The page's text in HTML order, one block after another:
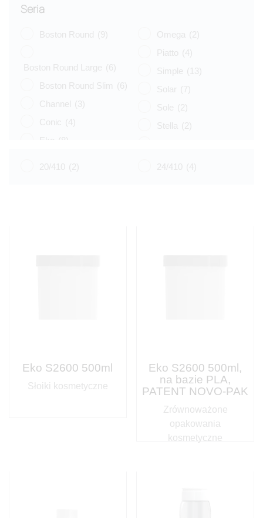
125 ml
Seria
Boston Round (9)
Boston Round Large (6)
Boston Round Slim
(6)
Channel
(3)
Conic
(4)
Eko (8)
Omega (2)
Piatto
(4)
Simple (13)
Solar
(7)
Sole (2)
Stella (2)
Vege
20/410 (2) 24/410 (4)
Eko S2600 500ml
Słoiki kosmetyczne
Eko S2600 500ml,
na bazie PLA,
PATENT NOVO-PAK
Zrównoważone
opakowania
kosmetyczne